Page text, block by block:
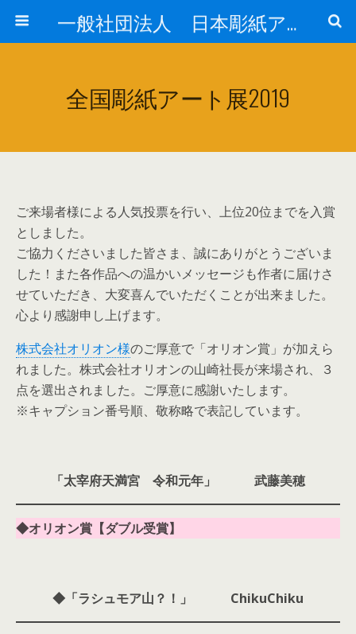
一般社団法人 日本彫紙アート協会公式HP【JCA】
全国彫紙アート展2019
ご来場者様による人気投票を行い、上位20位までを入賞
としました。
ご協力くださいました皆さま、誠にありがとうございま
した！また各作品への温かいメッセージも作者に届けさ
せていただき、大変喜んでいただくことが出来ました。
心より感謝申し上げます。
株式会社オリオン様のご厚意で「オリオン賞」が加えら
れました。株式会社オリオンの山崎社長が来場され、３
点を選出されました。ご厚意に感謝いたします。
※キャプション番号順、敬称略で表記しています。
「太宰府天満宮 令和元年」 武藤美穂
◆オリオン賞【ダブル受賞】
◆「ラシュモア山？！」 ChikuChiku